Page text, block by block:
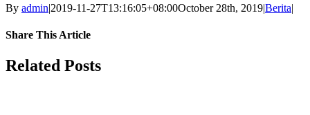
By admin|2019-11-27T13:16:05+08:00October 28th, 2019|Berita|
Share This Article
Facebook
X
LinkedIn
Tumblr
Pinterest
Vk
Email
Related Posts